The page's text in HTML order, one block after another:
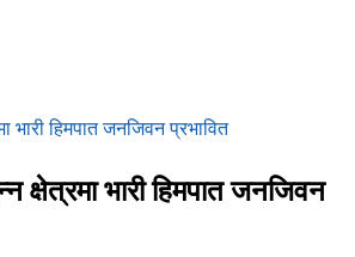
भारी हिमपात जनजिवन प्रभावित
क्षेत्रमा भारी हिमपात जनजिवन